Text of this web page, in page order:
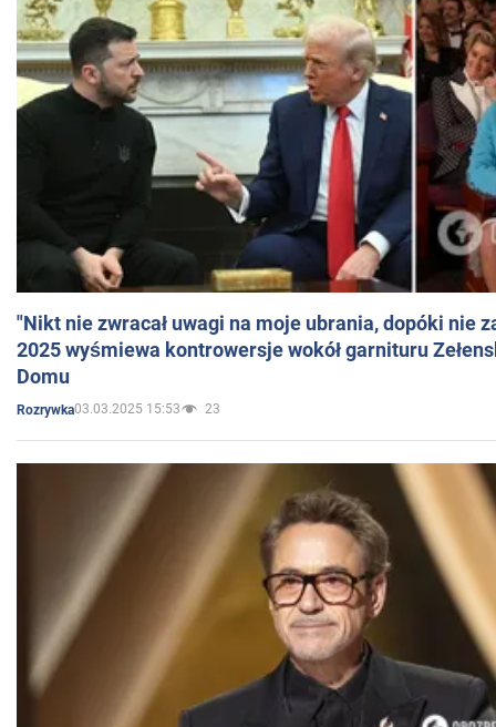
"Nikt nie zwracał uwagi na moje ubrania, dopóki nie
2025 wyśmiewa kontrowersje wokół garnituru
Domu
Rozrywka03.03.2025 15:53 23